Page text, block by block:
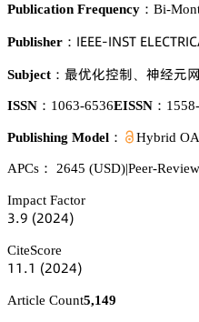
Publication Frequency： Bi-
Publisher： 喊乊乊乊-喊沟偌穫 乊欄乊。穫葤
Subject： 繚懌仃㗼嗭 蘽牴炌
ISSN： 1063-6536EISSN：
Publishing Model： Hybrid OA
APCs： 2645 (USD)|Peer-
Impact Factor
杚.䟕 (缗蔡缗鋺)
CiteScore
声声.声 (缗蔡缗鋺)
Article Count5,149